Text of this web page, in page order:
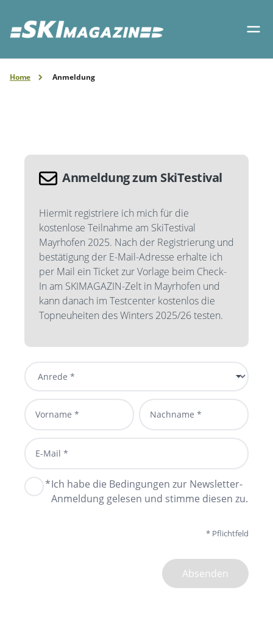
Home Anmeldung
Anmeldung zum SkiTestival
Hiermit registriere ich mich für die
kostenlose Teilnahme am SkiTestival
Mayrhofen 2025. Nach der Registrierung und
bestätigung der E-Mail-Adresse erhalte ich
per Mail ein Ticket zur Vorlage beim Check-
In am SKIMAGAZIN-Zelt in Mayrhofen und
kann danach im Testcenter kostenlos die
Topneuheiten des Winters 2025/26 testen.
*Ich habe die Bedingungen zur Newsletter-
Anmeldung gelesen und stimme diesen zu.
* Pflichtfeld
Absenden